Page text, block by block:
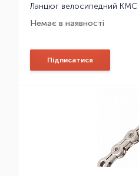
Немає в наявності
Підписатися